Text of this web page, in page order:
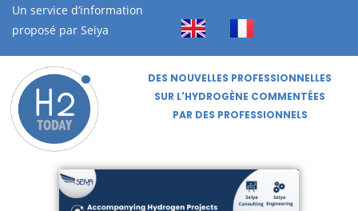
Un service d’information
proposé par Seiya
DES NOUVELLES PROFESSIONNELLES
SUR L'HYDROGÈNE COMMENTÉES
PAR DES PROFESSIONNELS